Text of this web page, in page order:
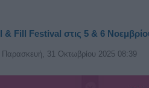
& Fill Festival στις 5 & 6
Παρασκευή, 31 Οκτωβρίου 2025 08:39